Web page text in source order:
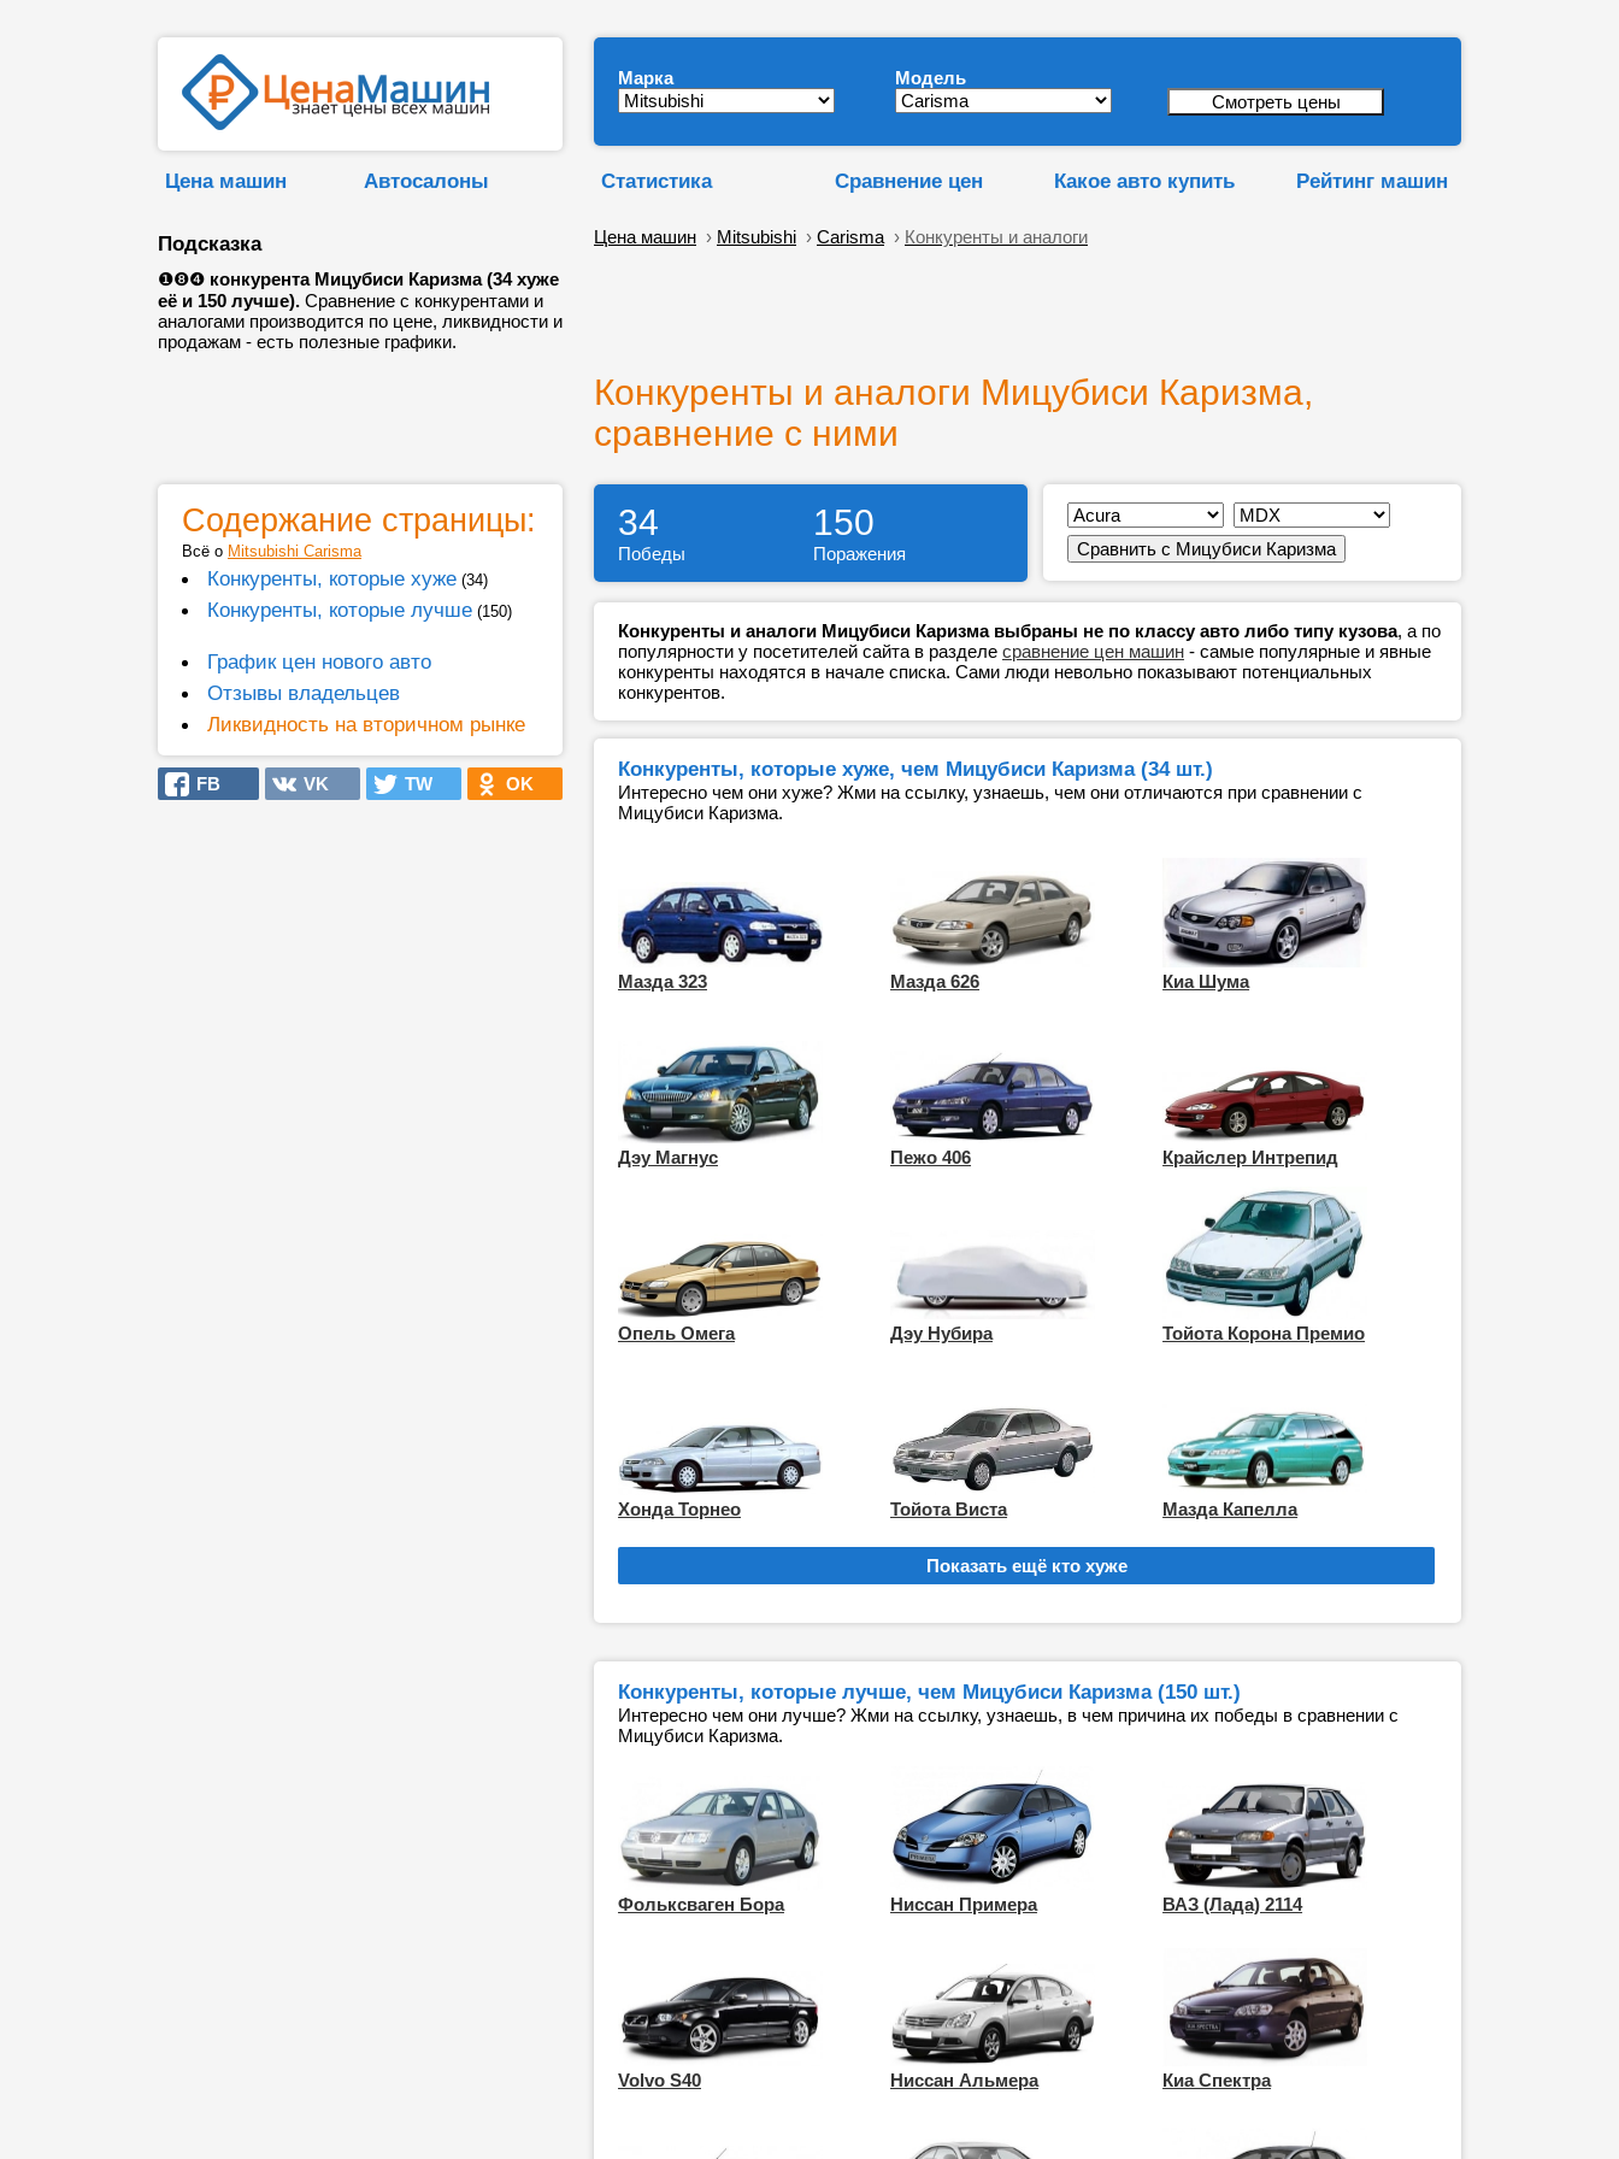
Марка Модель
Цена машин Автосалоны Статистика Сравнение цен Какое авто купить Рейтинг машин
Подсказка
❶❽❹ конкурента Мицубиси Каризма (34 хуже
её и 150 лучше). Сравнение с конкурентами и
аналогами производится по цене, ликвидности и
продажам - есть полезные графики.
Цена машин › Mitsubishi › Carisma › Конкуренты и аналоги
Конкуренты и аналоги Мицубиси Каризма,
сравнение с ними
Содержание страницы:
Всё о Mitsubishi Carisma
Конкуренты, которые хуже (34)
Конкуренты, которые лучше (150)
График цен нового авто
Отзывы владельцев
Ликвидность на вторичном рынке
FB VK TW OK
34 150
Победы Поражения
Конкуренты и аналоги Мицубиси Каризма выбраны не по классу авто либо типу кузова, а по
популярности у посетителей сайта в разделе сравнение цен машин - самые популярные и явные
конкуренты находятся в начале списка. Сами люди невольно показывают потенциальных
конкурентов.
Конкуренты, которые хуже, чем Мицубиси Каризма (34 шт.)
Интересно чем они хуже? Жми на ссылку, узнаешь, чем они отличаются при сравнении с
Мицубиси Каризма.
Мазда 323 Мазда 626 Киа Шума
Дэу Магнус Пежо 406 Крайслер Интрепид
Опель Омега Дэу Нубира Тойота Корона Премио
Хонда Торнео Тойота Виста Мазда Капелла
Конкуренты, которые лучше, чем Мицубиси Каризма (150 шт.)
Интересно чем они лучше? Жми на ссылку, узнаешь, в чем причина их победы в сравнении с
Мицубиси Каризма.
Фольксваген Бора Ниссан Примера ВАЗ (Лада) 2114
Volvo S40 Ниссан Альмера Киа Спектра